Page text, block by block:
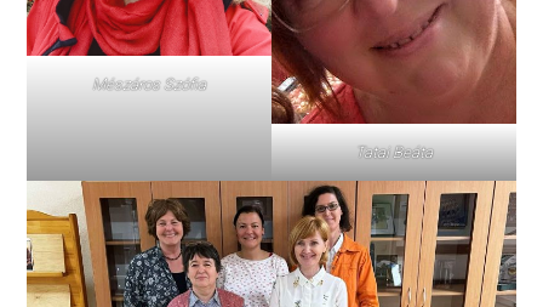
Mészáros Szófia
Tatai Beáta